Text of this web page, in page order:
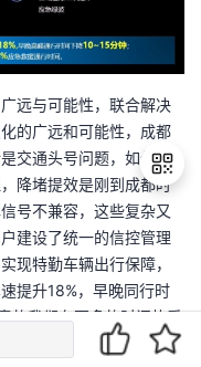
远与可能性，联合解决
的广远和可能性，成都
交通头号问题，如何利
降堵提效是刚到成都时
号不兼容，这些复杂又
建设了统一的信控管理
现特勤车辆出行保障，
提升18%，早晚同行时
的我们有更多的时间热爱
44%的应急救援时间，